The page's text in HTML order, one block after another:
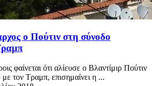
ο Πούτιν στη σύνοδο
φαίνεται ότι αλίευσε ο Βλαντίμιρ Πούτιν
με τον Τραμπ, επισημαίνει η ...